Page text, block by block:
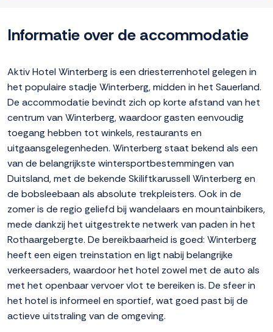
Informatie over de accommodatie
Aktiv Hotel Winterberg is een driesterrenhotel gelegen in
het populaire stadje Winterberg, midden in het Sauerland.
De accommodatie bevindt zich op korte afstand van het
centrum van Winterberg, waardoor gasten eenvoudig
toegang hebben tot winkels, restaurants en
uitgaansgelegenheden. Winterberg staat bekend als een
van de belangrijkste wintersportbestemmingen van
Duitsland, met de bekende Skiliftkarussell Winterberg en
de bobsleebaan als absolute trekpleisters. Ook in de
zomer is de regio geliefd bij wandelaars en mountainbikers,
mede dankzij het uitgestrekte netwerk van paden in het
Rothaargebergte. De bereikbaarheid is goed: Winterberg
heeft een eigen treinstation en ligt nabij belangrijke
verkeersaders, waardoor het hotel zowel met de auto als
met het openbaar vervoer vlot te bereiken is. De sfeer in
het hotel is informeel en sportief, wat goed past bij de
actieve uitstraling van de omgeving.